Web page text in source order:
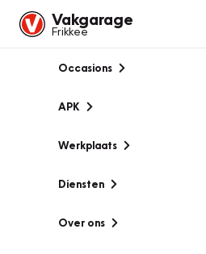
Vakgarage
Frikkee
Occasions
APK
Werkplaats
Diensten
Over ons